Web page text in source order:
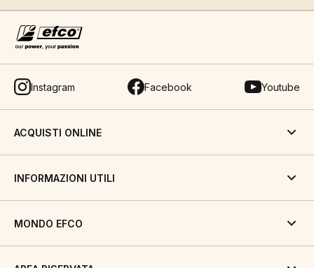
Instagram Facebook Youtube
ACQUISTI ONLINE
INFORMAZIONI UTILI
MONDO EFCO